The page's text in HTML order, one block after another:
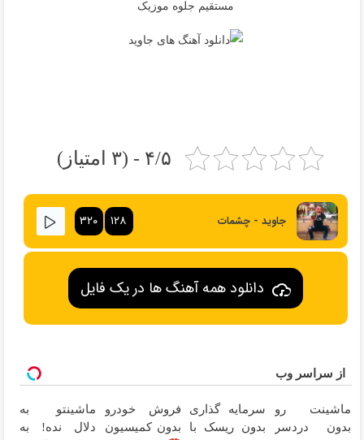
مستقیم جلوه موزیک
۴/۵ - (۳ امتیاز)
جاوید - چشمات ۱۲۸ ۳۲۰
دانلود همه آهنگ ها در یک فایل
از سراسر وب
ماشینت رو
بدون دردسر
سرمایه گذاری
بدون ریسک با
فروش خودرو
بدون کمیسیون
ماشینتو به
دلال نده! به